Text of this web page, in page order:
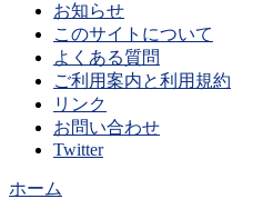
お知らせ
このサイトについて
よくある質問
ご利用案内と利用規約
リンク
お問い合わせ
Twitter
ホーム